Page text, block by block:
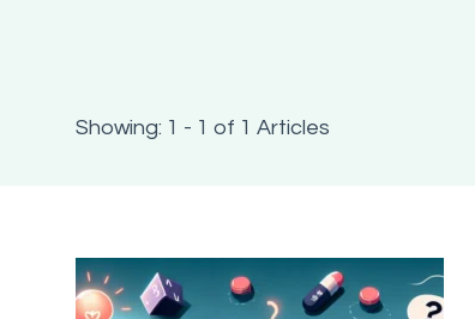
Showing: 1 - 1 of 1 Articles